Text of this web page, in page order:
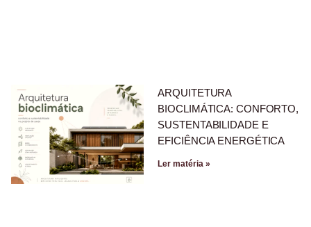
ARQUITETURA
BIOCLIMÁTICA: CONFORTO,
SUSTENTABILIDADE E
EFICIÊNCIA ENERGÉTICA
Ler matéria »